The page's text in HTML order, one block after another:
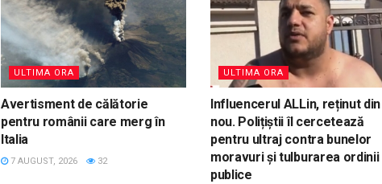
ULTIMA ORA
Avertisment de călătorie
pentru românii care merg în
Italia
7 AUGUST, 2026 32
ULTIMA ORA
Influencerul ALLin, reținut din
nou. Polițiștii îl cercetează
pentru ultraj contra bunelor
moravuri și tulburarea ordinii
publice